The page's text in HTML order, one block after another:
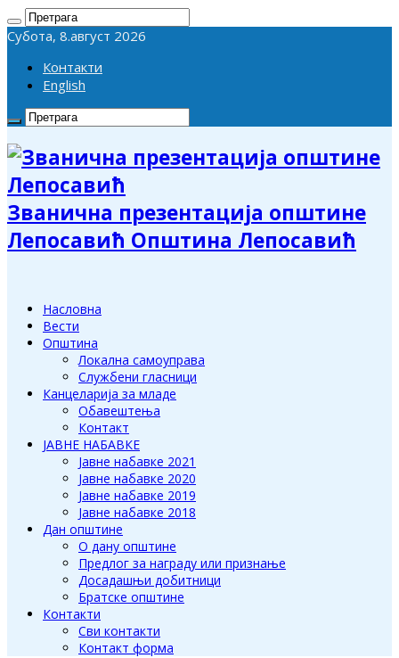
Субота, 8.август 2026
Контакти
English
Званична презентација општине
Лепосавић Општина Лепосавић
Насловна
Вести
Општина
Локална самоуправа
Службени гласници
Канцеларија за младе
Обавештења
Контакт
ЈАВНЕ НАБАВКЕ
Јавне набавке 2021
Јавне набавке 2020
Јавне набавке 2019
Јавне набавке 2018
Дан општине
О дану општине
Предлог за награду или признање
Досадашњи добитници
Братске општине
Контакти
Сви контакти
Контакт форма